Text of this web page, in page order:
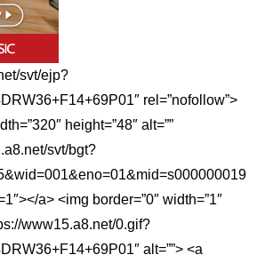
svt/ejp?
rel=”nofollow”>
height=”48″ alt=””
svt/bgt?
a> <img border=”0″ width=”1″
www15.a8.net/0.gif?
alt=””> <a